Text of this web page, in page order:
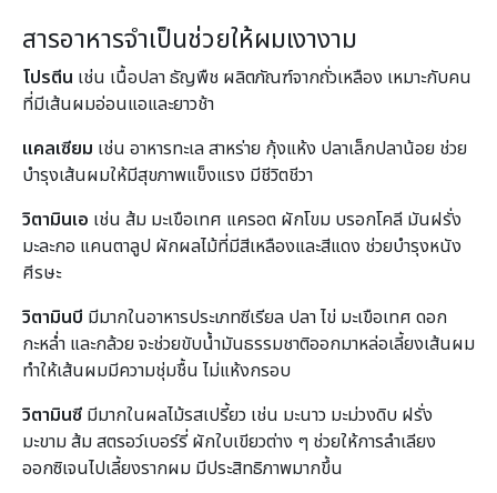
สารอาหารจำเป็นช่วยให้ผมเงางาม
โปรตีน เช่น เนื้อปลา ธัญพืช ผลิตภัณฑ์จากถั่วเหลือง เหมาะกับคน
ที่มีเส้นผมอ่อนแอและยาวช้า
แคลเซียม เช่น อาหารทะเล สาหร่าย กุ้งแห้ง ปลาเล็กปลาน้อย ช่วย
บำรุงเส้นผมให้มีสุขภาพแข็งแรง มีชีวิตชีวา
วิตามินเอ เช่น ส้ม มะเขือเทศ แครอต ผักโขม บรอกโคลี มันฝรั่ง
มะละกอ แคนตาลูป ผักผลไม้ที่มีสีเหลืองและสีแดง ช่วยบำรุงหนัง
ศีรษะ
วิตามินบี มีมากในอาหารประเภทซีเรียล ปลา ไข่ มะเขือเทศ ดอก
กะหล่ำ และกล้วย จะช่วยขับน้ำมันธรรมชาติออกมาหล่อเลี้ยงเส้นผม
ทำให้เส้นผมมีความชุ่มชื้น ไม่แห้งกรอบ
วิตามินซี มีมากในผลไม้รสเปรี้ยว เช่น มะนาว มะม่วงดิบ ฝรั่ง
มะขาม ส้ม สตรอว์เบอร์รี่ ผักใบเขียวต่าง ๆ ช่วยให้การลำเลียง
ออกซิเจนไปเลี้ยงรากผม มีประสิทธิภาพมากขึ้น